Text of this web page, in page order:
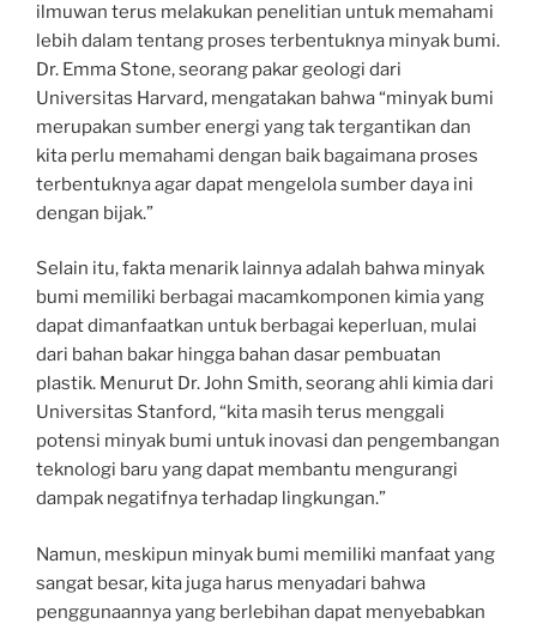
ilmuwan terus melakukan penelitian untuk memahami
lebih dalam tentang proses terbentuknya minyak bumi.
Dr. Emma Stone, seorang pakar geologi dari
Universitas Harvard, mengatakan bahwa “minyak bumi
merupakan sumber energi yang tak tergantikan dan
kita perlu memahami dengan baik bagaimana proses
terbentuknya agar dapat mengelola sumber daya ini
dengan bijak.”
Selain itu, fakta menarik lainnya adalah bahwa minyak
bumi memiliki berbagai macamkomponen kimia yang
dapat dimanfaatkan untuk berbagai keperluan, mulai
dari bahan bakar hingga bahan dasar pembuatan
plastik. Menurut Dr. John Smith, seorang ahli kimia dari
Universitas Stanford, “kita masih terus menggali
potensi minyak bumi untuk inovasi dan pengembangan
teknologi baru yang dapat membantu mengurangi
dampak negatifnya terhadap lingkungan.”
Namun, meskipun minyak bumi memiliki manfaat yang
sangat besar, kita juga harus menyadari bahwa
penggunaannya yang berlebihan dapat menyebabkan